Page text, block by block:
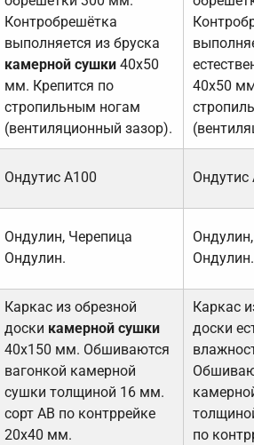
Контробрешётка
выполняется из бруска
камерной сушки 40х50
мм. Крепится по
стропильным ногам
(вентиляционный зазор).
40х50
Ондутис А100 Ондутис
Ондулин, Черепица
Ондулин.
Ондулин.
Каркас из обрезной
доски камерной сушки
40х150 мм. Обшиваются
вагонкой камерной
сушки толщиной 16 мм.
сорт АВ по контррейке
20х40 мм.
Каркас
доски
по